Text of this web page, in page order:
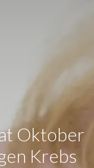
Oktober
Krebs